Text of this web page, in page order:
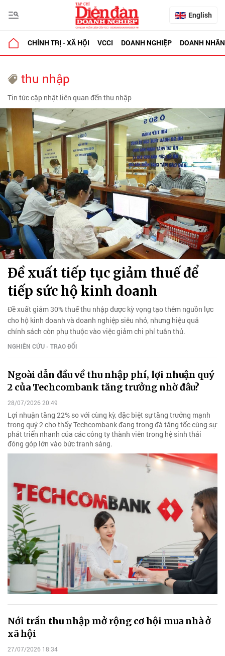
English
CHÍNH TRỊ - XÃ HỘI VCCI DOANH NGHIỆP DOANH NHÂN
thu nhập
Tin tức cập nhật liên quan đến thu nhập
Đề xuất tiếp tục giảm thuế để
tiếp sức hộ kinh doanh
Đề xuất giảm 30% thuế thu nhập được kỳ vọng tạo thêm nguồn lực
cho hộ kinh doanh và doanh nghiệp siêu nhỏ, nhưng hiệu quả
chính sách còn phụ thuộc vào việc giảm chi phí tuân thủ.
NGHIÊN CỨU - TRAO ĐỔI
Ngoài dẫn đầu về thu nhập phí, lợi nhuận quý
2 của Techcombank tăng trưởng nhờ đâu?
28/07/2026 20:49
Lợi nhuận tăng 22% so với cùng kỳ, đặc biệt sự tăng trưởng mạnh
trong quý 2 cho thấy Techcombank đang trong đà tăng tốc cùng sự
phát triển nhanh của các công ty thành viên trong hệ sinh thái
đóng góp lớn vào bức tranh sáng.
Nới trần thu nhập mở rộng cơ hội mua nhà ở
xã hội
27/07/2026 18:34